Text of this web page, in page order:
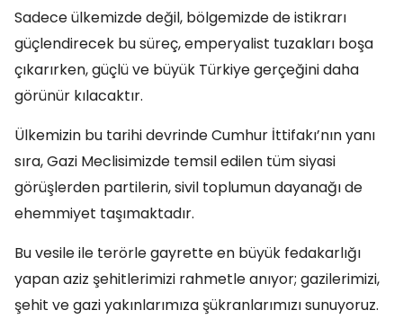
Sadece ülkemizde değil, bölgemizde de istikrarı
güçlendirecek bu süreç, emperyalist tuzakları boşa
çıkarırken, güçlü ve büyük Türkiye gerçeğini daha
görünür kılacaktır.
Ülkemizin bu tarihi devrinde Cumhur İttifakı’nın yanı
sıra, Gazi Meclisimizde temsil edilen tüm siyasi
görüşlerden partilerin, sivil toplumun dayanağı de
ehemmiyet taşımaktadır.
Bu vesile ile terörle gayrette en büyük fedakarlığı
yapan aziz şehitlerimizi rahmetle anıyor; gazilerimizi,
şehit ve gazi yakınlarımıza şükranlarımızı sunuyoruz.